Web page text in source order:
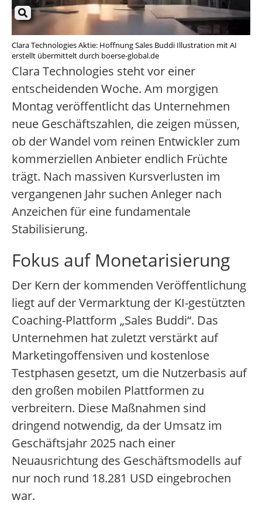
Clara Technologies Aktie: Hoffnung Sales Buddi Illustration mit AI
erstellt übermittelt durch boerse-global.de
Clara Technologies steht vor einer
entscheidenden Woche. Am morgigen
Montag veröffentlicht das Unternehmen
neue Geschäftszahlen, die zeigen müssen,
ob der Wandel vom reinen Entwickler zum
kommerziellen Anbieter endlich Früchte
trägt. Nach massiven Kursverlusten im
vergangenen Jahr suchen Anleger nach
Anzeichen für eine fundamentale
Stabilisierung.
Fokus auf Monetarisierung
Der Kern der kommenden Veröffentlichung
liegt auf der Vermarktung der KI-gestützten
Coaching-Plattform „Sales Buddi“. Das
Unternehmen hat zuletzt verstärkt auf
Marketingoffensiven und kostenlose
Testphasen gesetzt, um die Nutzerbasis auf
den großen mobilen Plattformen zu
verbreitern. Diese Maßnahmen sind
dringend notwendig, da der Umsatz im
Geschäftsjahr 2025 nach einer
Neuausrichtung des Geschäftsmodells auf
nur noch rund 18.281 USD eingebrochen
war.